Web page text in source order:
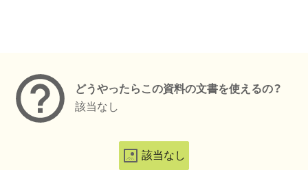
どうやったらこの資料の文書を使えるの？
該当なし
該当なし